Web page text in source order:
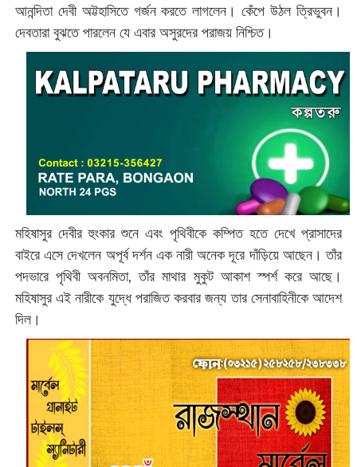
আনন্দিতা দেবী অট্টহাসিতে গর্জন করতে লাগলেন। কেঁপে উঠল ত্রিভুবন।
দেবতারা বুঝতে পারলেন যে এবার অসুরদের পরাজয় নিশ্চিত।
মহিষাসুর দেবীর হুংকার শুনে এবং পৃথিবীকে কম্পিত হতে দেখে প্রাসাদের
বাইরে এসে দেখলেন অপূর্ব দর্শন এক নারী অনেক দূরে দাঁড়িয়ে আছেন। তাঁর
পদভারে পৃথিবী অবনমিতা, তাঁর মাথার মুকুট আকাশ স্পর্শ করে আছে।
মহিষাসুর এই নারীকে যুদ্ধে পরাজিত করবার জন্য তার সেনাবাহিনীকে আদেশ
দিল।